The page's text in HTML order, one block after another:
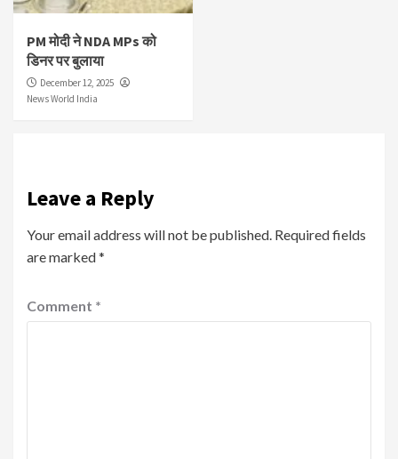
PM मोदी ने NDA MPs को
डिनर पर बुलाया
December 12, 2025
News World India
Leave a Reply
Your email address will not be published. Required fields
are marked*
Comment *